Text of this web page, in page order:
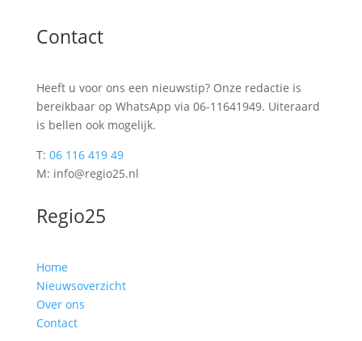
Contact
Heeft u voor ons een nieuwstip? Onze redactie is
bereikbaar op WhatsApp via 06-11641949. Uiteraard
is bellen ook mogelijk.
T: 06 116 419 49
M: info@regio25.nl
Regio25
Home
Nieuwsoverzicht
Over ons
Contact